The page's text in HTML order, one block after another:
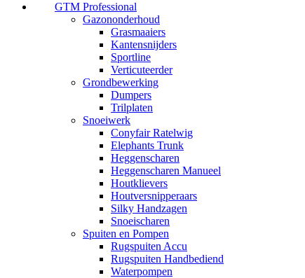
GTM Professional
Gazononderhoud
Grasmaaiers
Kantensnijders
Sportline
Verticuteerder
Grondbewerking
Dumpers
Trilplaten
Snoeiwerk
Conyfair Ratelwig
Elephants Trunk
Heggenscharen
Heggenscharen Manueel
Houtklievers
Houtversnipperaars
Silky Handzagen
Snoeischaren
Spuiten en Pompen
Rugspuiten Accu
Rugspuiten Handbediend
Waterpompen